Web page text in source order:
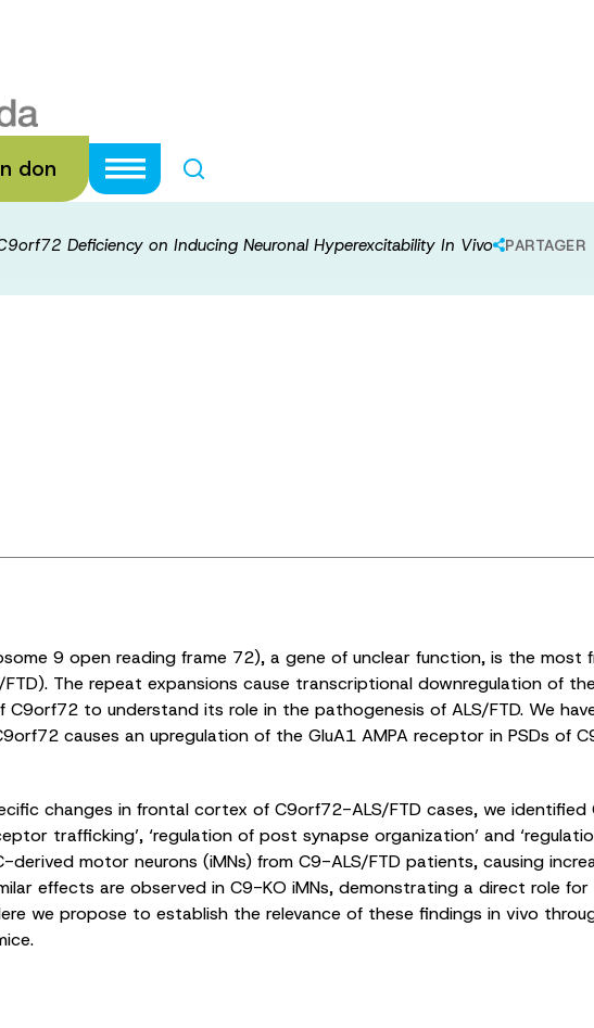
don
Deficiency
In Vivo
Deficiency on Inducing Neuronal Hyperexcitability In Vivo PARTAGER
9 open reading frame 72), a gene of unclear function, is the
The repeat expansions cause transcriptional downregulation of
to understand its role in the pathogenesis of ALS/FTD. We
causes an upregulation of the GluA1 AMPA receptor in PSDs
changes in frontal cortex of C9orf72-ALS/FTD cases, we
trafficking’, ‘regulation of post synapse organization’ and
derived motor neurons (iMNs) from C9-ALS/FTD patients, causing
effects are observed in C9-KO iMNs, demonstrating a direct role
we propose to establish the relevance of these findings in vivo